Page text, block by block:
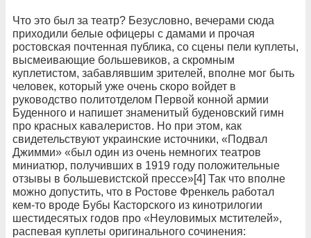
Что это был за театр? Безусловно, вечерами сюда
приходили белые офицеры с дамами и прочая
ростовская почтенная публика, со сцены пели куплеты,
высмеивающие большевиков, а скромным
куплетистом, забавлявшим зрителей, вполне мог быть
человек, который уже очень скоро войдет в
руководство политотделом Первой конной армии
Буденного и напишет знаменитый буденовский гимн
про красных кавалеристов. Но при этом, как
свидетельствуют украинские источники, «Подвал
Джимми» «был один из очень немногих театров
миниатюр, получивших в 1919 году положительные
отзывы в большевистской прессе»[4] Так что вполне
можно допустить, что в Ростове Френкель работал
кем-то вроде Бубы Касторского из кинотрилогии
шестидесятых годов про «Неуловимых мстителей»,
распевая куплеты оригинального сочинения: